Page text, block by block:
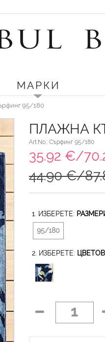
МАРКИ
95/180
ПЛАЖНА
Art.No.: Сърфинг 95/180
35.92 €/
44.90 €/
1. ИЗБЕРЕТЕ:
95/180
2. ИЗБЕРЕТЕ:
1